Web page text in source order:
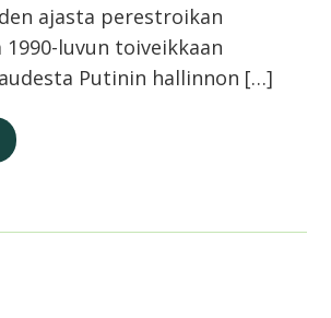
ajasta perestroikan
luvun toiveikkaan
Putinin hallinnon […]